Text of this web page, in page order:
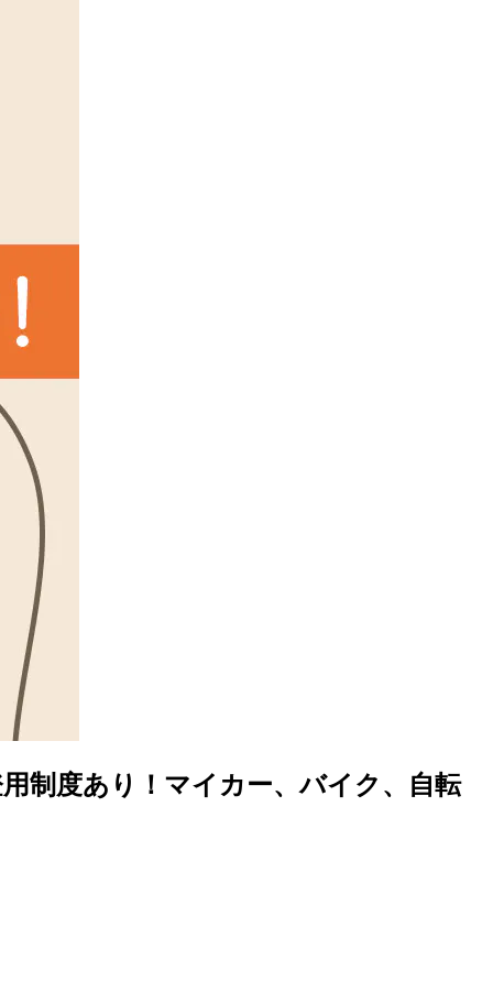
制度あり！マイカー、バイク、自転